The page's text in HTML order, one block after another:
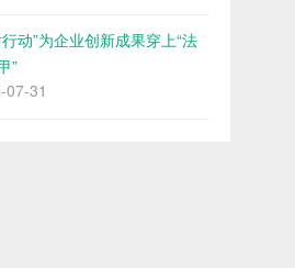
动”为企业创新成果穿上“法
”
07-31